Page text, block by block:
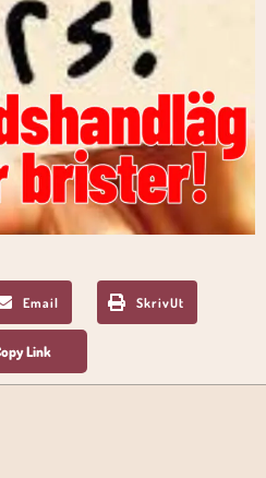
Email SkrivUt